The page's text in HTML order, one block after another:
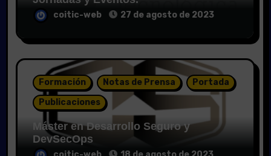
coitic-web 27 de agosto de 2023
Formación Notas de Prensa
Portada
Publicaciones
Máster en Desarrollo Seguro y
DevSecOps